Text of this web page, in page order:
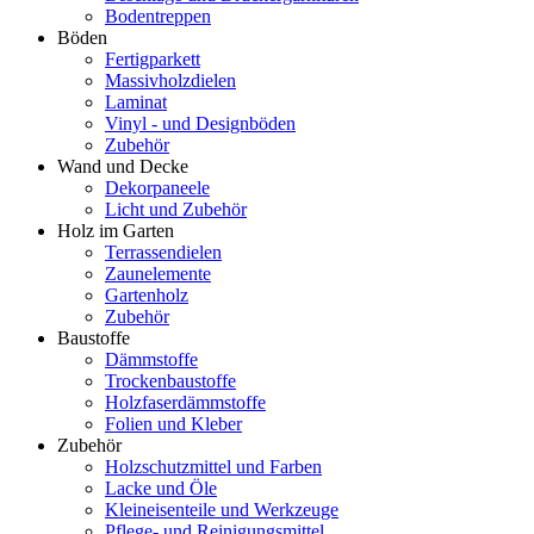
Bodentreppen
Böden
Fertigparkett
Massivholzdielen
Laminat
Vinyl - und Designböden
Zubehör
Wand und Decke
Dekorpaneele
Licht und Zubehör
Holz im Garten
Terrassendielen
Zaunelemente
Gartenholz
Zubehör
Baustoffe
Dämmstoffe
Trockenbaustoffe
Holzfaserdämmstoffe
Folien und Kleber
Zubehör
Holzschutzmittel und Farben
Lacke und Öle
Kleineisenteile und Werkzeuge